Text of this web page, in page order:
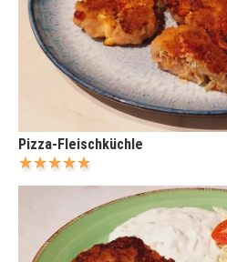
Pizza-Fleischküchle